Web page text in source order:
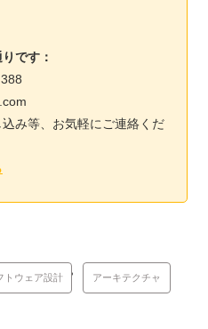
です：
み等、お気軽にご連絡くだ
トウェア設計 アーキテクチャ